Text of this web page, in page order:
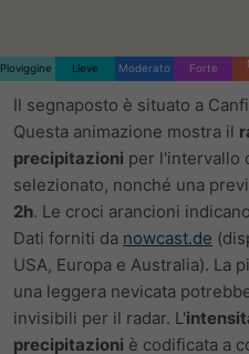
Pioviggine Lieve Moderato Forte
Il segnaposto è situato a
Questa animazione mostra il
precipitazioni per l'intervallo
selezionato, nonché una
2h. Le croci arancioni
Dati forniti da nowcast.de
USA, Europa e Australia). La
una leggera nevicata
invisibili per il radar. L'
precipitazioni è codificata a